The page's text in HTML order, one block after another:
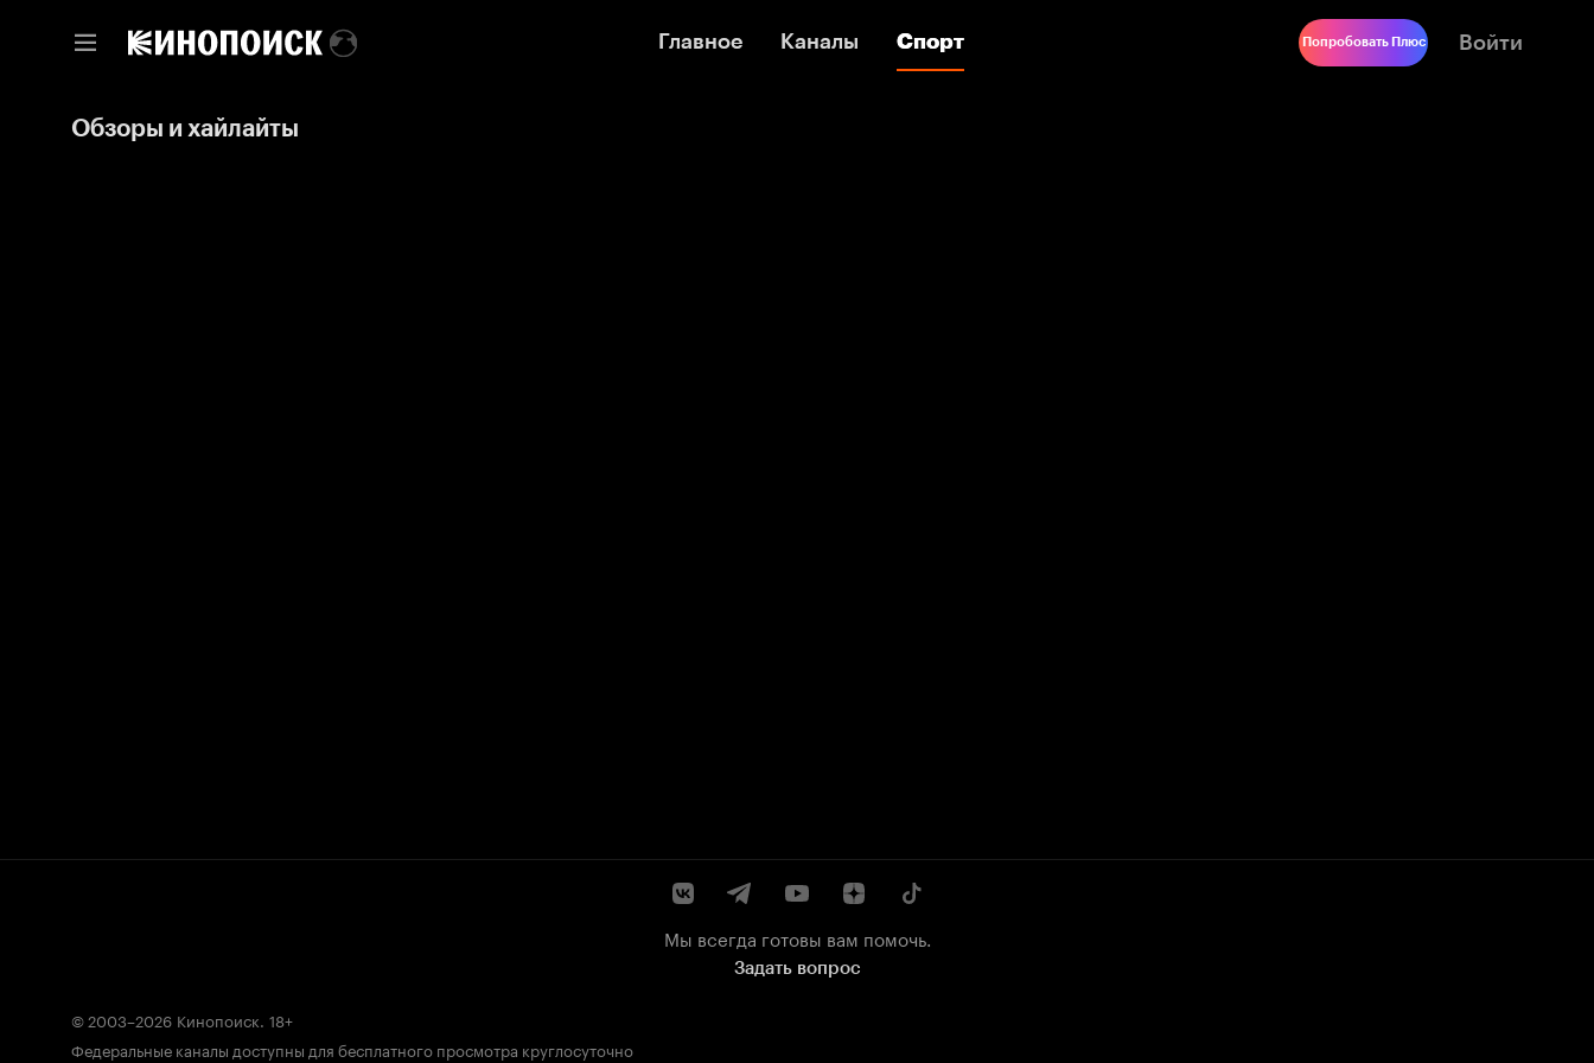
Главное Каналы Спорт
Главное Каналы Спорт Попробовать Плюс Войти
Обзоры и хайлайты
Мы всегда готовы вам помочь.
Задать вопрос
© 2003–2026 Кинопоиск. 18+
Федеральные каналы доступны для бесплатного просмотра круглосуточно